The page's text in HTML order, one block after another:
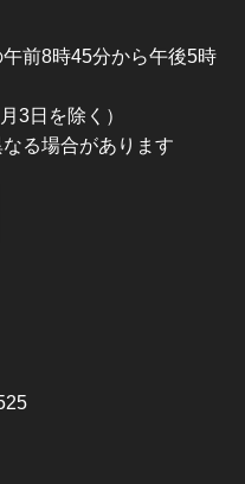
前8時45分から午後5時
3日を除く）
る場合があります